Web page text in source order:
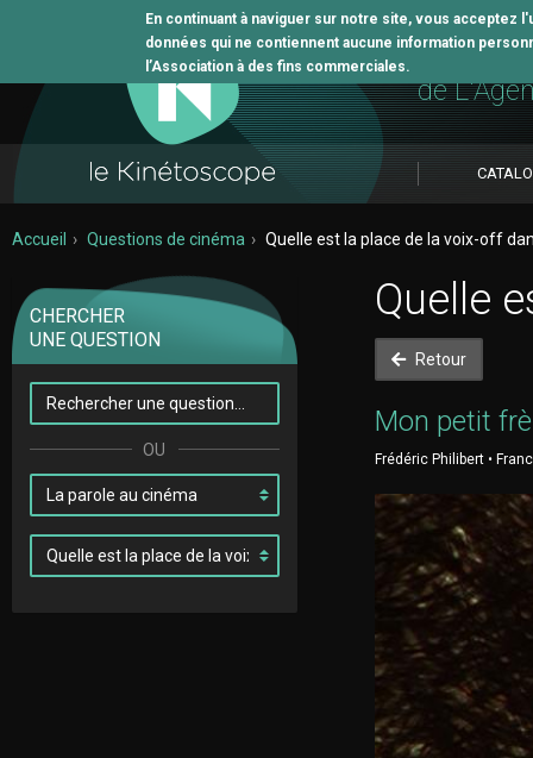
En continuant à naviguer sur notre site, vous
données qui ne contiennent aucune information
l’Association à des fins commerciales. L'outil
de
Accueil Questions de cinéma Quelle est la place de la voix-off
CHERCHER
UNE QUESTION
Quelle
Retour
Mon petit
Frédéric Philibert •